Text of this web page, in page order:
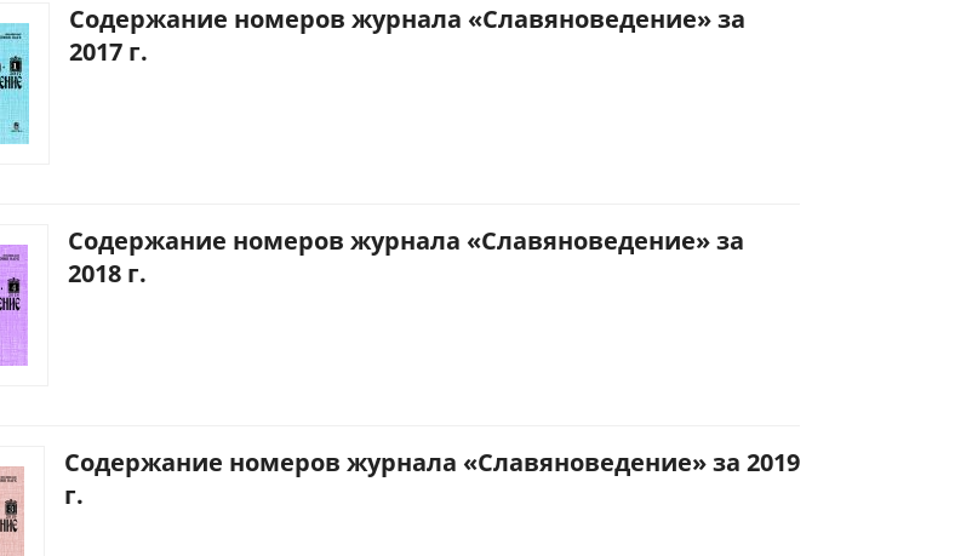
Содержание номеров журнала «Славяноведение» за
2017 г.
Содержание номеров журнала «Славяноведение» за
2018 г.
Содержание номеров журнала «Славяноведение» за 2019
г.